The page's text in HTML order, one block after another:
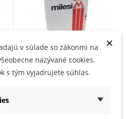
MILESI LNB42 tužidlo
×
v súlade so zákonmi na
nazývané cookies.
s tým vyjadrujete súhlas.